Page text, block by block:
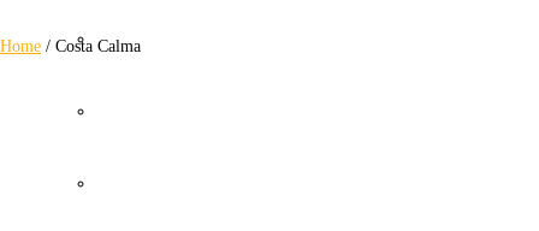
Guardia Civil
Home / Costa Calma